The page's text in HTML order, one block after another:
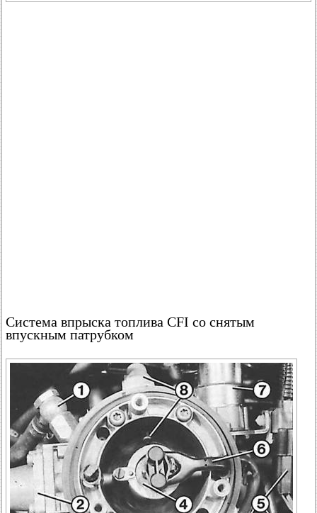
Система впрыска топлива CFI со снятым
впускным патрубком